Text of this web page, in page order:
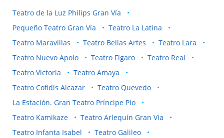
Teatro de la Luz Philips Gran Vía
Pequeño Teatro Gran Vía
Teatro La Latina
Teatro Maravillas
Teatro Bellas Artes
Teatro Lara
Teatro Nuevo Apolo
Teatro Fígaro
Teatro Real
Teatro Victoria
Teatro Amaya
Teatro Cofidis Alcazar
Teatro Quevedo
La Estación. Gran Teatro Príncipe Pío
Teatro Kamikaze
Teatro Arlequín Gran Vía
Teatro Infanta Isabel
Teatro Galileo